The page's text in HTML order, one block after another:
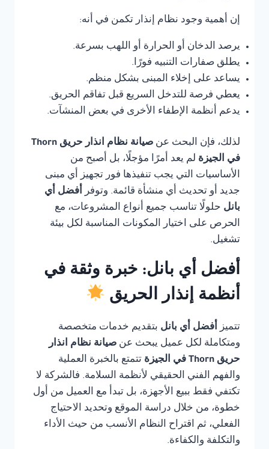
إن أهمية وجود نظام إنذار تكمن في أنه:
يرصد الدخان أو الحرارة أو اللهب بسرعة.
يطلق صفارات التنبيه فورًا.
يساعد على إخلاء المبنى بشكل منظم.
يعطي فرصة للتدخل السريع قبل تفاقم الحريق.
يدعم أنظمة الإطفاء الأخرى في بعض المنشآت.
لذلك، فإن البحث عن
صيانة نظام انذار حريق Thorn
في الجيزة لم يعد أمرًا مؤجلًا، بل أصبح من
الأساسيات التي يجب تنفيذها فور تجهيز أي مبنى
جديد أو تحديث أي منشأة قائمة. وتوفر أفضل أي
بانل حلولًا تناسب جميع أنواع المشروعات، مع
الحرص على اختيار المكونات المناسبة لكل بيئة
تشغيل.
أفضل أي بانل: خبرة وثقة في
أنظمة إنذار الحريق
تتميز أفضل أي بانل بتقديم خدمات متخصصة
ومتكاملة لكل عميل يبحث عن صيانة نظام انذار
حريق Thorn في الجيزة
تتمتع بالخبرة العملية
والفهم الفني الحقيقي لأنظمة السلامة. فالشركة لا
تكتفي فقط ببيع الأجهزة، بل تبدأ مع العميل من أول
خطوة، من خلال دراسة الموقع وتحديد الاحتياج
الفعلي، ثم اقتراح النظام الأنسب من حيث الأداء
والتكلفة والكفاءة.